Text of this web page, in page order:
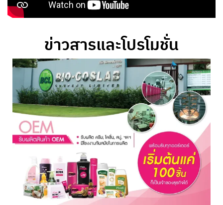
ข่าวสารและโปรโมชั่น